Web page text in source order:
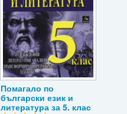
Помагало по
български език и
литература за 5. клас